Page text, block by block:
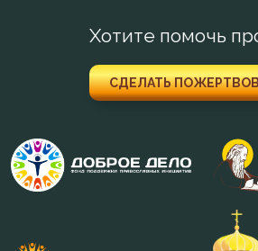
Духовная жизнь
Душа
Животные
Хотите помочь
СДЕЛАТЬ